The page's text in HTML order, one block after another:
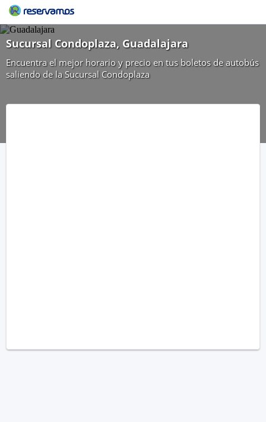
Sucursal Condoplaza, Guadalajara
Encuentra el mejor horario y precio en tus boletos de autobús
saliendo de la Sucursal Condoplaza